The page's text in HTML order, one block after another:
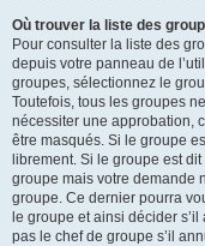
Où trouver la liste des
Pour consulter la liste des
depuis votre panneau de
groupes, sélectionnez le
Toutefois, tous les groupes
nécessiter une approbation,
être masqués. Si le groupe
librement. Si le groupe est
groupe mais votre demande
groupe. Ce dernier pourra
le groupe et ainsi décider
pas le chef de groupe s’il